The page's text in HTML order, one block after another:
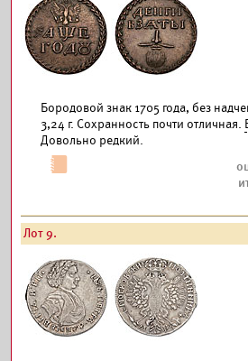
Бородовой знак 1705 года, без
3,24 г. Сохранность почти отличная.
Довольно редкий.
Лот 9.